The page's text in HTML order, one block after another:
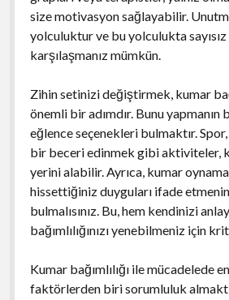
size motivasyon sağlayabilir.
yolculuktur ve bu yolculukta
karşılaşmanız mümkün.
Zihin setinizi değiştirmek, kumar
önemli bir adımdır. Bunu
eğlence seçenekleri bulmaktır.
bir beceri edinmek gibi aktiviteler,
yerini alabilir. Ayrıca, kumar
hissettiğiniz duyguları ifade etmenin
bulmalısınız. Bu, hem kendinizi
bağımlılığınızı yenebilmeniz için
Kumar bağımlılığı ile mücadelede
faktörlerden biri sorumluluk